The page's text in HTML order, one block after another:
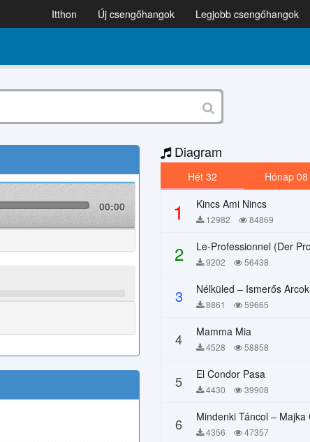
Itthon Új csengőhangok Legjobb csengőhangok
00:00
Diagram
Hét 32 Hónap 08
1 Kincs Ami Nincs
12982 84869
2 9202 56438
3 Nélküled – Ismerős Arcok
8861 59665
4 Mamma Mia
4528 58858
5 El Condor Pasa
4430 39908
6 4356 47357